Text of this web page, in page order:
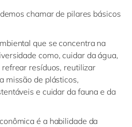
chamar de pilares básicos
que se concentra na
como, cuidar da água,
resíduos, reutilizar
missão de plásticos,
e cuidar da fauna e da
é a habilidade da